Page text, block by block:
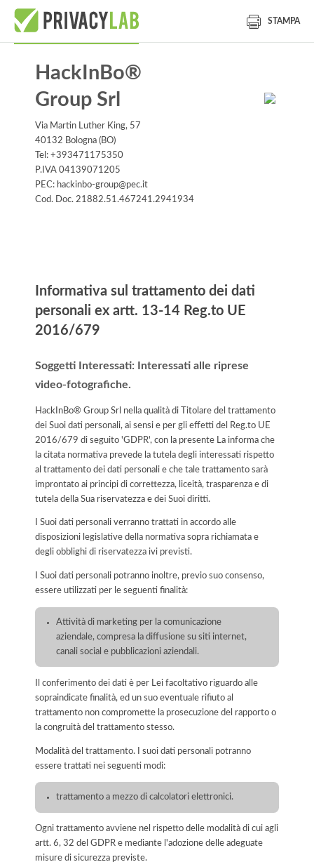
STAMPA
HackInBo®
Group Srl
Via Martin Luther King, 57
40132 Bologna (BO)
Tel: +393471175350
P.IVA 04139071205
PEC: hackinbo-group@pec.it
Cod. Doc. 21882.51.467241.2941934
Informativa sul trattamento dei dati
personali ex artt. 13-14 Reg.to UE
2016/679
Soggetti Interessati: Interessati alle riprese
video-fotografiche.
HackInBo® Group Srl nella qualità di Titolare del trattamento
dei Suoi dati personali, ai sensi e per gli effetti del Reg.to UE
2016/679 di seguito 'GDPR', con la presente La informa che
la citata normativa prevede la tutela degli interessati rispetto
al trattamento dei dati personali e che tale trattamento sarà
improntato ai principi di correttezza, liceità, trasparenza e di
tutela della Sua riservatezza e dei Suoi diritti.
I Suoi dati personali verranno trattati in accordo alle
disposizioni legislative della normativa sopra richiamata e
degli obblighi di riservatezza ivi previsti.
I Suoi dati personali potranno inoltre, previo suo consenso,
essere utilizzati per le seguenti finalità:
Attività di marketing per la comunicazione
aziendale, compresa la diffusione su siti internet,
canali social e pubblicazioni aziendali.
Il conferimento dei dati è per Lei facoltativo riguardo alle
sopraindicate finalità, ed un suo eventuale rifiuto al
trattamento non compromette la prosecuzione del rapporto o
la congruità del trattamento stesso.
Modalità del trattamento. I suoi dati personali potranno
essere trattati nei seguenti modi:
trattamento a mezzo di calcolatori elettronici.
Ogni trattamento avviene nel rispetto delle modalità di cui agli
artt. 6, 32 del GDPR e mediante l'adozione delle adeguate
misure di sicurezza previste.